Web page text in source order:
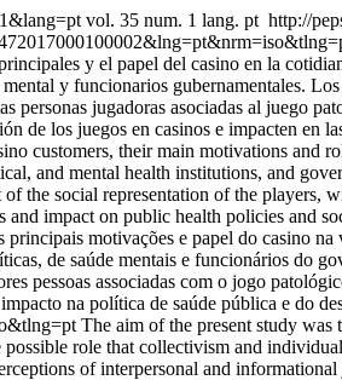
vol. 35 num. 1 lang. pt http://
y el papel del casino en la
y funcionarios gubernamentales.
personas jugadoras asociadas al juego
de los juegos en casinos e impacten
customers, their main motivations
and mental health institutions, and
the social representation of the
impact on public health policies and
motivações e papel do casino
de saúde mentais e funcionários do
pessoas associadas com o jogo
na política de saúde pública e do
The aim of the present study was
role that collectivism and
of interpersonal and